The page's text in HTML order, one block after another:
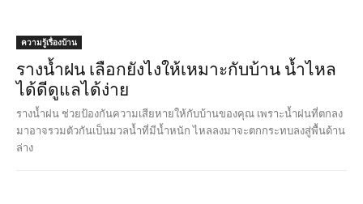
ความรู้เรื่องบ้าน
รางน้ำฝน เลือกยังไงให้เหมาะกับบ้าน น้ำไหล
ได้ดีดูแลได้ง่าย
รางน้ำฝน ช่วยป้องกันความเสียหายให้กับบ้านของคุณ เพราะน้ำฝนที่ตกลง
มาอาจรวมตัวกันเป็นมวลน้ำที่มีน้ำหนัก ไหลลงมาจะตกกระทบลงสู่พื้นด้าน
ล่าง